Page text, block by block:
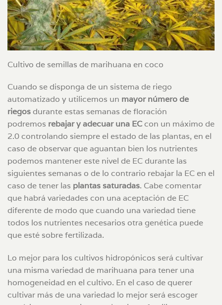
Cultivo de semillas de marihuana en coco
Cuando se disponga de un sistema de riego
automatizado y utilicemos un mayor número de
riegosdurante estas semanas de floración
podremos rebajar y adecuar una ECcon un máximo de
2.0 controlando siempre el estado de las plantas, en el
caso de observar que aguantan bien los nutrientes
podemos mantener este nivel de EC durante las
siguientes semanas o de lo contrario rebajar la EC en el
caso de tener las plantas saturadas. Cabe comentar
que habrá variedades con una aceptación de EC
diferente de modo que cuando una variedad tiene
todos los nutrientes necesarios otra genética puede
que esté sobre fertilizada.
Lo mejor para los cultivos hidropónicos será cultivar
una misma variedad de marihuana para tener una
homogeneidad en el cultivo. En el caso de querer
cultivar más de una variedad lo mejor será escoger